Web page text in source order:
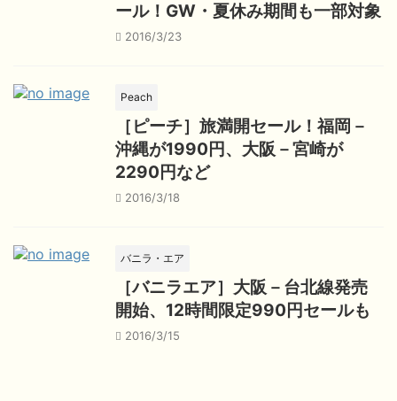
ール！GW・夏休み期間も一部対象
2016/3/23
Peach
［ピーチ］旅満開セール！福岡－
沖縄が1990円、大阪－宮崎が
2290円など
2016/3/18
バニラ・エア
［バニラエア］大阪－台北線発売
開始、12時間限定990円セールも
2016/3/15